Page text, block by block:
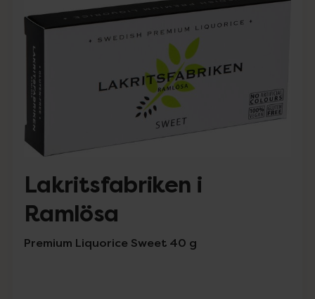
Lista: . Innehåller 1 objekt.
Lakritsfabriken i
Ramlösa
Premium Liquorice Sweet 40 g